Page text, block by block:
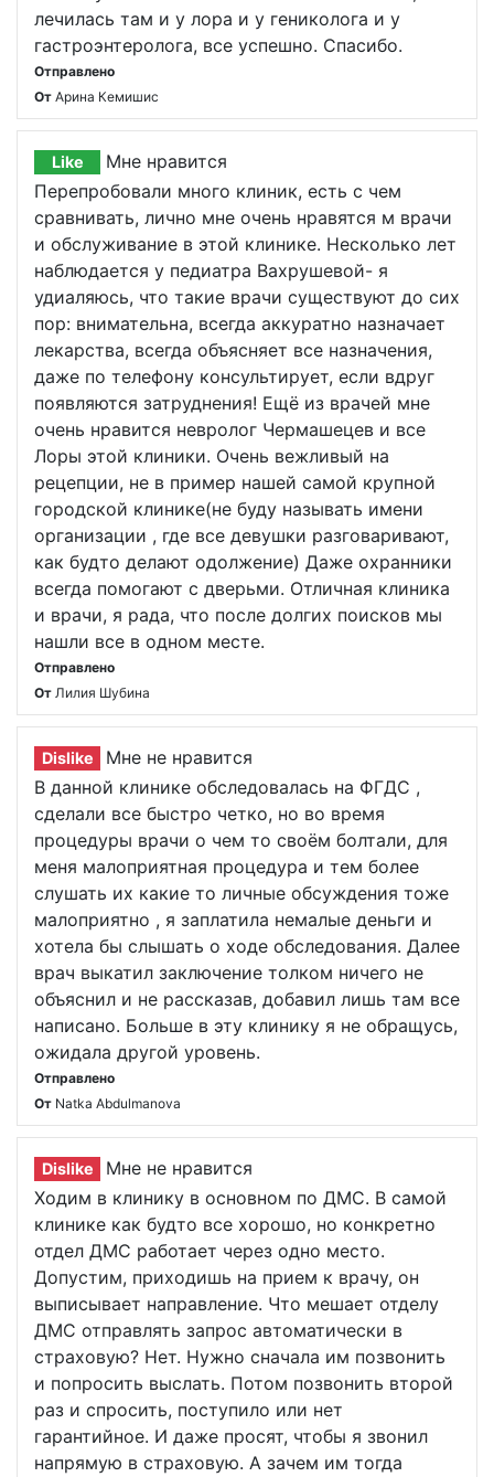
лечилась там и у лора и у гениколога и у
гастроэнтеролога, все успешно. Спасибо.
Отправлено
От Арина Кемишис
Like
Мне нравится
Перепробовали много клиник, есть с чем
сравнивать, лично мне очень нравятся м врачи
и обслуживание в этой клинике. Несколько лет
наблюдается у педиатра Вахрушевой- я
удиаляюсь, что такие врачи существуют до сих
пор: внимательна, всегда аккуратно назначает
лекарства, всегда объясняет все назначения,
даже по телефону консультирует, если вдруг
появляются затруднения! Ещё из врачей мне
очень нравится невролог Чермашецев и все
Лоры этой клиники. Очень вежливый на
рецепции, не в пример нашей самой крупной
городской клинике(не буду называть имени
организации , где все девушки разговаривают,
как будто делают одолжение) Даже охранники
всегда помогают с дверьми. Отличная клиника
и врачи, я рада, что после долгих поисков мы
нашли все в одном месте.
Отправлено
От Лилия Шубина
Dislike
Мне не нравится
В данной клинике обследовалась на ФГДС ,
сделали все быстро четко, но во время
процедуры врачи о чем то своём болтали, для
меня малоприятная процедура и тем более
слушать их какие то личные обсуждения тоже
малоприятно , я заплатила немалые деньги и
хотела бы слышать о ходе обследования. Далее
врач выкатил заключение толком ничего не
объяснил и не рассказав, добавил лишь там все
написано. Больше в эту клинику я не обращусь,
ожидала другой уровень.
Отправлено
От Natka Abdulmanova
Dislike
Мне не нравится
Ходим в клинику в основном по ДМС. В самой
клинике как будто все хорошо, но конкретно
отдел ДМС работает через одно место.
Допустим, приходишь на прием к врачу, он
выписывает направление. Что мешает отделу
ДМС отправлять запрос автоматически в
страховую? Нет. Нужно сначала им позвонить
и попросить выслать. Потом позвонить второй
раз и спросить, поступило или нет
гарантийное. И даже просят, чтобы я звонил
напрямую в страховую. А зачем им тогда